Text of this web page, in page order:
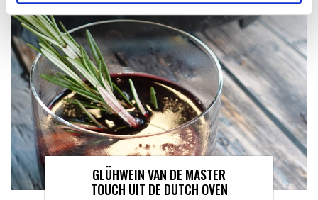
GLÜHWEIN VAN DE MASTER
TOUCH UIT DE DUTCH OVEN